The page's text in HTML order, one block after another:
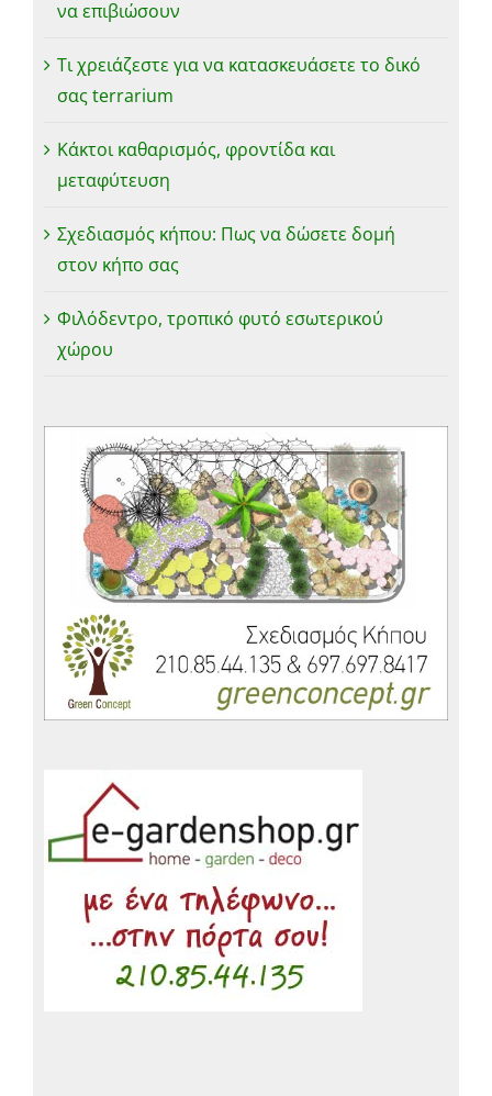
να επιβιώσουν
Τι χρειάζεστε για να κατασκευάσετε το δικό
σας terrarium
Κάκτοι καθαρισμός, φροντίδα και
μεταφύτευση
Σχεδιασμός κήπου: Πως να δώσετε δομή
στον κήπο σας
Φιλόδεντρο, τροπικό φυτό εσωτερικού
χώρου